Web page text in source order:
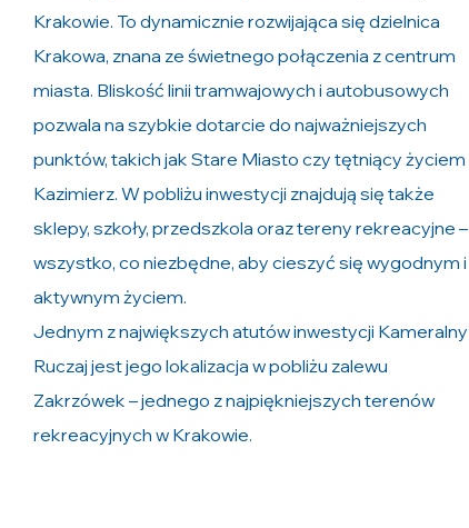
Krakowie. To dynamicznie rozwijająca się dzielnica
Krakowa, znana ze świetnego połączenia z centrum
miasta. Bliskość linii tramwajowych i autobusowych
pozwala na szybkie dotarcie do najważniejszych
punktów, takich jak Stare Miasto czy tętniący życiem
Kazimierz. W pobliżu inwestycji znajdują się także
sklepy, szkoły, przedszkola oraz tereny rekreacyjne –
wszystko, co niezbędne, aby cieszyć się wygodnym i
aktywnym życiem.
Jednym z największych atutów inwestycji Kameralny
Ruczaj jest jego lokalizacja w pobliżu zalewu
Zakrzówek – jednego z najpiękniejszych terenów
rekreacyjnych w Krakowie.